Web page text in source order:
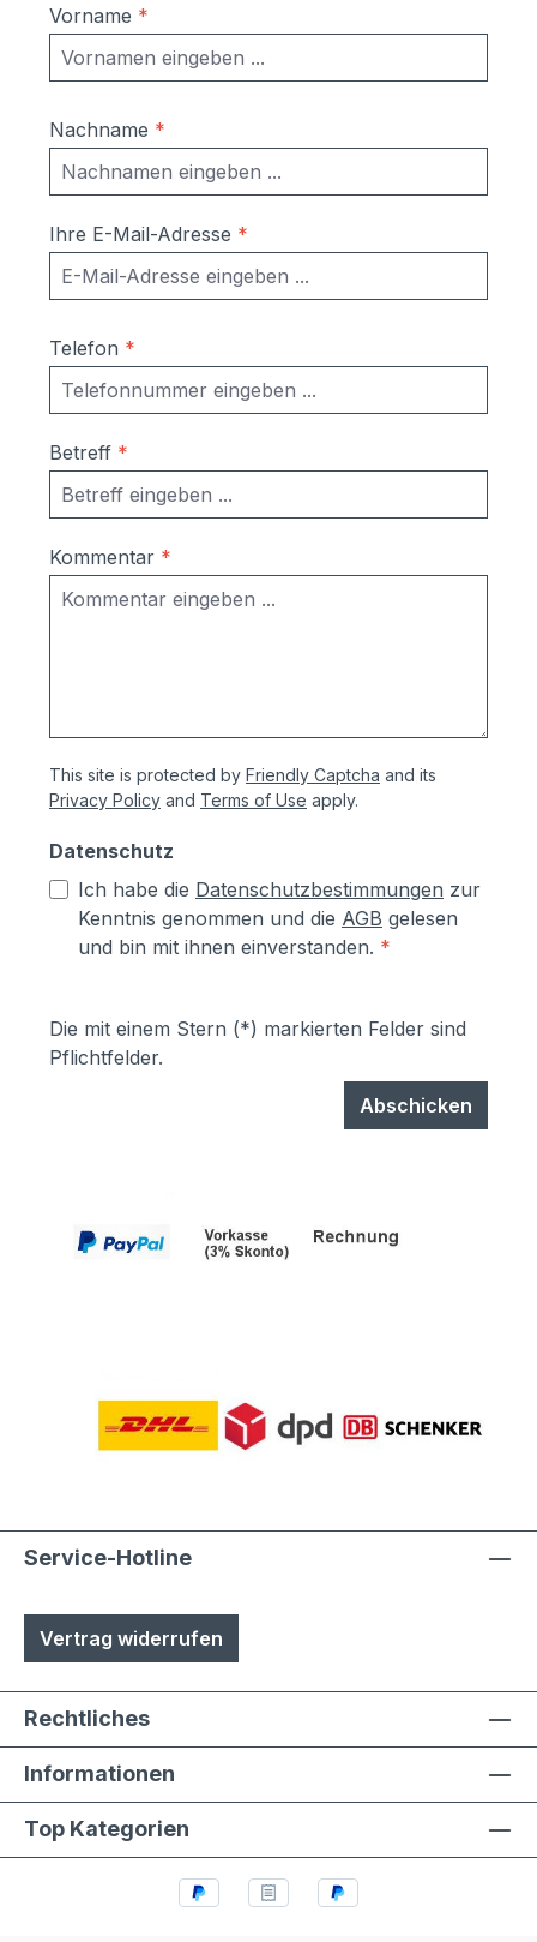
Vorname *
Nachname *
Ihre E-Mail-Adresse *
Telefon *
Betreff *
Kommentar *
This site is protected by Friendly Captcha and its
Privacy Policy and Terms of Use apply.
Datenschutz
Ich habe die Datenschutzbestimmungen zur
Kenntnis genommen und die AGB gelesen
und bin mit ihnen einverstanden. *
Die mit einem Stern (*) markierten Felder sind
Pflichtfelder.
Abschicken
Service-Hotline
Vertrag widerrufen
Rechtliches
Informationen
Top Kategorien